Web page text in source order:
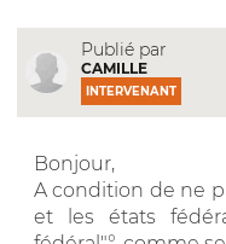
Publié par
CAMILLE
INTERVENANT
Bonjour,
A condition de ne
et les états